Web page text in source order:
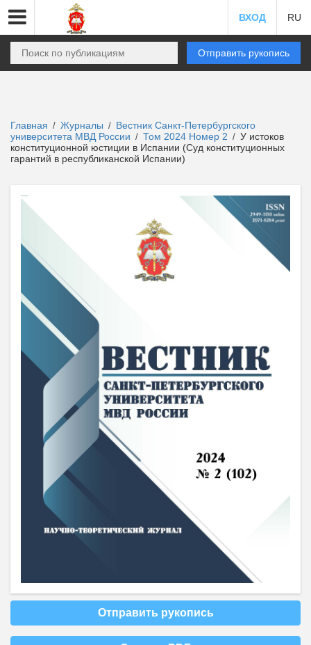
ВХОД RU
Отправить рукопись
Главная / Журналы / Вестник Санкт-Петербургского
университета МВД России / Том 2024 Номер 2 / У истоков
конституционной юстиции в Испании (Суд конституционных
гарантий в республиканской Испании)
Отправить рукопись